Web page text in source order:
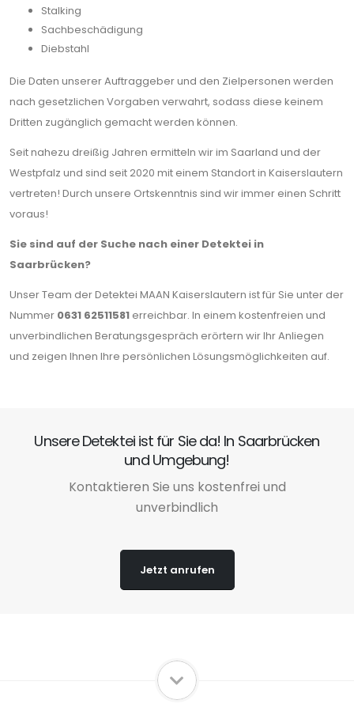
Stalking
Sachbeschädigung
Diebstahl
Die Daten unserer Auftraggeber und den Zielpersonen werden
nach gesetzlichen Vorgaben verwahrt, sodass diese keinem
Dritten zugänglich gemacht werden können.
Seit nahezu dreißig Jahren ermitteln wir im Saarland und der
Westpfalz und sind seit 2020 mit einem Standort in Kaiserslautern
vertreten! Durch unsere Ortskenntnis sind wir immer einen Schritt
voraus!
Sie sind auf der Suche nach einer Detektei in
Saarbrücken?
Unser Team der Detektei MAAN Kaiserslautern ist für Sie unter der
Nummer 0631 62511581 erreichbar. In einem kostenfreien und
unverbindlichen Beratungsgespräch erörtern wir Ihr Anliegen
und zeigen Ihnen Ihre persönlichen Lösungsmöglichkeiten auf.
Unsere Detektei ist für Sie da! In Saarbrücken
und Umgebung!
Kontaktieren Sie uns kostenfrei und
unverbindlich
Jetzt anrufen